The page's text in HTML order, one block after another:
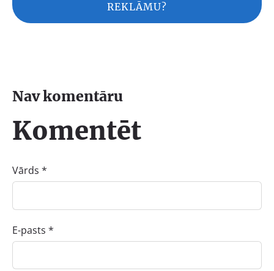
REKLĀMU?
Nav komentāru
Komentēt
Vārds *
E-pasts *